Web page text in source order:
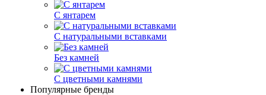
С янтарем
С натуральными вставками
Без камней
С цветными камнями
Популярные бренды